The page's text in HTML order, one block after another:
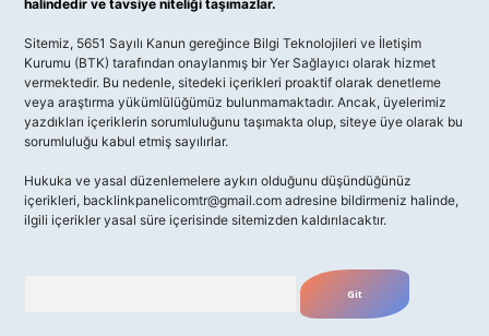
halindedir ve tavsiye niteliği taşımazlar.
Sitemiz, 5651 Sayılı Kanun gereğince Bilgi Teknolojileri ve İletişim
Kurumu (BTK) tarafından onaylanmış bir Yer Sağlayıcı olarak hizmet
vermektedir. Bu nedenle, sitedeki içerikleri proaktif olarak denetleme
veya araştırma yükümlülüğümüz bulunmamaktadır. Ancak, üyelerimiz
yazdıkları içeriklerin sorumluluğunu taşımakta olup, siteye üye olarak bu
sorumluluğu kabul etmiş sayılırlar.
Hukuka ve yasal düzenlemelere aykırı olduğunu düşündüğünüz
içerikleri, backlinkpanelicomtr@gmail.com adresine bildirmeniz halinde,
ilgili içerikler yasal süre içerisinde sitemizden kaldırılacaktır.